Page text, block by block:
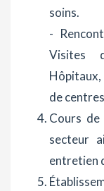
soins.
-
Visites
Hôpitaux,
de
Cours de
secteur
entretien